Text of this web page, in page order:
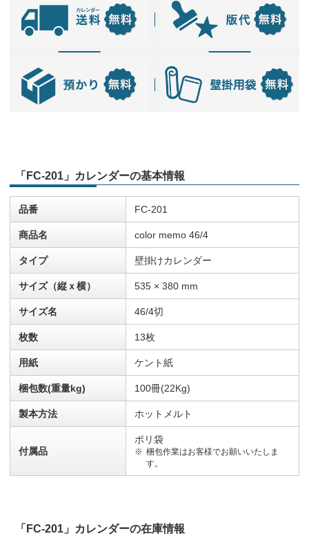
「FC-201」カレンダーの基本情報
品番 FC-201
商品名 color memo 46/4
タイプ 壁掛けカレンダー
サイズ（縦ｘ横） 535 × 380 mm
サイズ名 46/4切
枚数 13枚
用紙 ケント紙
梱包数(重量kg) 100冊(22Kg)
製本方法 ホットメルト
付属品
ポリ袋
梱包作業はお客様でお願いいたしま
す。
「FC-201」カレンダーの在庫情報